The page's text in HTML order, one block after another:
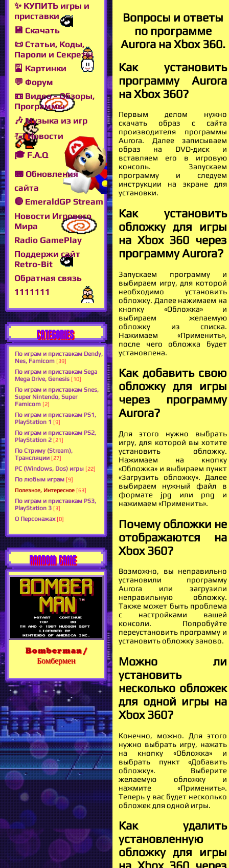
✨ КУПИТЬ игры и
приставки
💾 Скачать
📜 Статьи, Коды,
Пароли и Секреты
🎴 Картинки
💬 Форум
📼 Видео - Обзоры,
Программы
🎶 Музыка из игр
🖅 Новости
🎓 F.A.Q
📟 Обновления
сайта
🔴 EmeraldGP Stream
Новости Игрового
Мира
Radio GamePlay
Поддержи сайт
Retro-Bit
Обратная связь
1111111
CATEGORIES
По играм и приставкам Dendy,
Nes, Famicom [39]
По играм и приставкам Sega
Mega Drive, Genesis [10]
По играм и приставкам Snes,
Super Nintendo, Super
Famicom [2]
По играм и приставкам PS1,
PlayStation 1 [9]
По играм и приставкам PS2,
PlayStation 2 [21]
По Стриму (Stream),
Трансляции [27]
PC (Windows, Dos) игры [22]
По любым играм [9]
Полезное, Интересное [63]
По играм и приставкам PS3,
PlayStation 3 [3]
О Персонажах [0]
RANDOM GAME
Bomberman /
Бомбермен
Вопросы и ответы
по программе
Aurora на Xbox 360.
Как установить
программу Aurora
на Xbox 360?
Первым делом нужно
скачать образ с сайта
производителя программы
Aurora. Далее записываем
образ на DVD-диск и
вставляем его в игровую
консоль. Запускаем
программу и следуем
инструкции на экране для
установки.
Как установить
обложку для игры
на Xbox 360 через
программу Aurora?
Запускаем программу и
выбираем игру, для которой
необходимо установить
обложку. Далее нажимаем на
кнопку «Обложка» и
выбираем желаемую
обложку из списка.
Нажимаем «Применить»,
после чего обложка будет
установлена.
Как добавить свою
обложку для игры
через программу
Aurora?
Для этого нужно выбрать
игру, для которой вы хотите
установить обложку.
Нажимаем на кнопку
«Обложка» и выбираем пункт
«Загрузить обложку». Далее
выбираем нужный файл в
формате jpg или png и
нажимаем «Применить».
Почему обложки не
отображаются на
Xbox 360?
Возможно, вы неправильно
установили программу
Aurora или загрузили
неправильную обложку.
Также может быть проблема
с настройками вашей
консоли. Попробуйте
переустановить программу и
установить обложку заново.
Можно ли
установить
несколько обложек
для одной игры на
Xbox 360?
Конечно, можно. Для этого
нужно выбрать игру, нажать
на кнопку «Обложка» и
выбрать пункт «Добавить
обложку». Выберите
желаемую обложку и
нажмите «Применить».
Теперь у вас будет несколько
обложек для одной игры.
Как удалить
установленную
обложку для игры